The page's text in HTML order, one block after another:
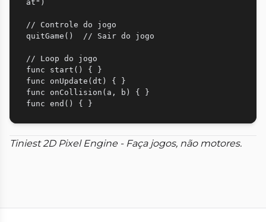
at")
// Controle do jogo
quitGame()  // Sair do jogo
// Loop do jogo
func start() { }
func onUpdate(dt) { }
func onCollision(a, b) { }
Tiniest 2D Pixel Engine - Faça jogos, não motores.